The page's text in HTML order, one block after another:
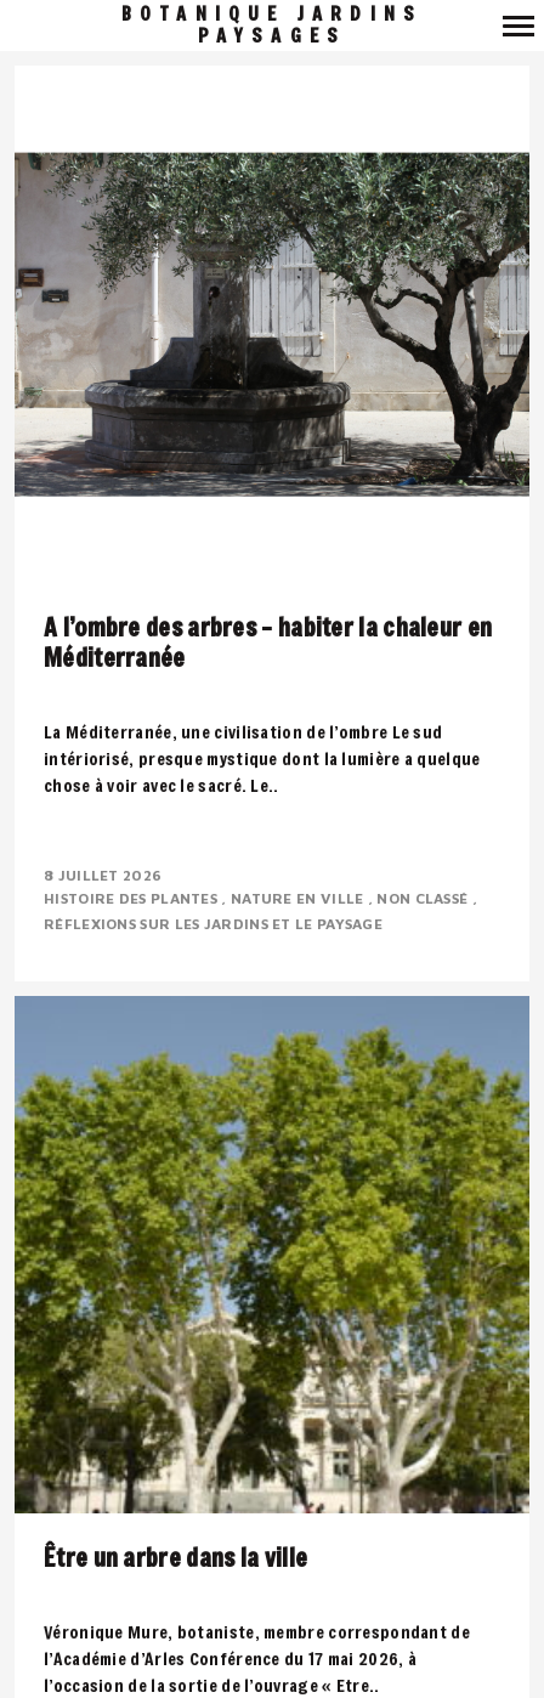
BOTANIQUE JARDINS
PAYSAGES
A l’ombre des arbres – habiter la chaleur en
Méditerranée
La Méditerranée, une civilisation de l’ombre Le sud
intériorisé, presque mystique dont la lumière a quelque
chose à voir avec le sacré. Le..
8 JUILLET 2026
HISTOIRE DES PLANTES
NATURE EN VILLE
NON CLASSÉ
RÉFLEXIONS SUR LES JARDINS ET LE PAYSAGE
Être un arbre dans la ville
Véronique Mure, botaniste, membre correspondant de
l’Académie d’Arles Conférence du 17 mai 2026, à
l’occasion de la sortie de l’ouvrage « Etre..